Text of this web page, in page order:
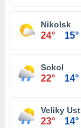
Nikolsk
24° 15°
Sokol
22° 14°
Veliky
23° 14°